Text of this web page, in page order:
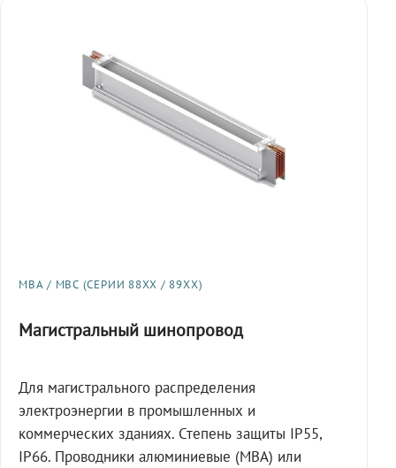
МВА / МВС (СЕРИИ 88XX / 89XX)
Магистральный шинопровод
Для магистрального распределения
электроэнергии в промышленных и
коммерческих зданиях. Степень защиты IP55,
IP66. Проводники алюминиевые (МВА) или